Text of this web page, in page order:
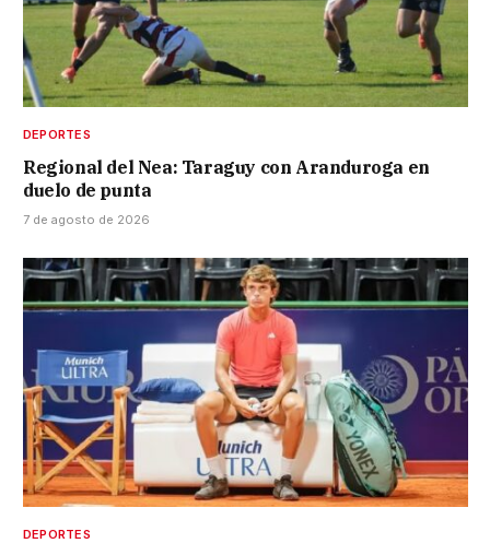
DEPORTES
Regional del Nea: Taraguy con Aranduroga en
duelo de punta
7 de agosto de 2026
DEPORTES